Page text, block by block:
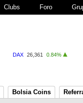
Clubs Foro
DAX 26,361 0.84%
Bolsia Coins